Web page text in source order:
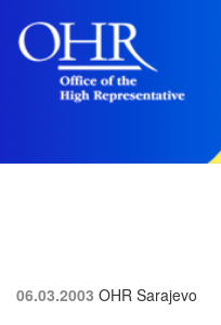
06.03.2003 OHR Sarajevo